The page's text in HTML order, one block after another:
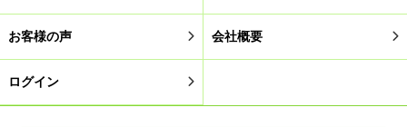
お客様の声 会社概要
ログイン